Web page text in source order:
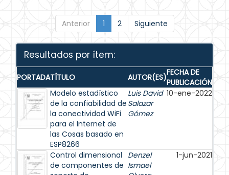
Anterior 1 2 Siguiente
Resultados por ítem:
PORTADATÍTULO AUTOR(ES)FECHA DE
PUBLICACIÓN
Modelo estadístico
de la confiabilidad de
la conectividad WiFi
para el Internet de
las Cosas basado en
ESP8266
Luis David
Salazar
Gómez
10-ene-2022
Control dimensional
de componentes de
Denzel
Ismael
1-jun-2021